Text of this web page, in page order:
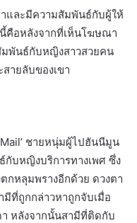
าและมีความสัมพันธ์กับผู้ให้
คือหลังจากที่เห็นโฆษณา
มพันธ์กับหญิงสาวสวยคน
ายลับของเขา
ชายหนุ่มผู้ไปฮันนีมูน
บหญิงบริการทางเพศ ซึ่ง
กหลุมพรางอีกด้วย ดวงตา
มีที่ถูกกล่าวหาถูกจับเมื่อ
หลังจากนั้นสามีที่ติดกับ